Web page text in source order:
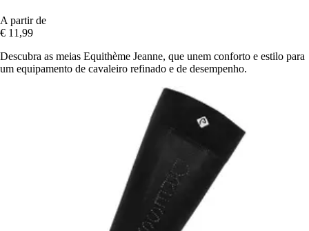
A partir de
€ 11,99
Descubra as meias Equithème Jeanne, que unem conforto e estilo para
um equipamento de cavaleiro refinado e de desempenho.